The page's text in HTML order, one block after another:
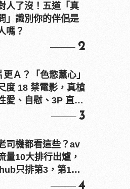
人了沒！五道「真
」識別你的伴侶是
嗎？
2
更Ａ？「色慾薰心」
度 18 禁電影，真槍
愛、自慰、3P 直接
3
司機都看這些？av
量10大排行出爐，
只排第3，第1名
4